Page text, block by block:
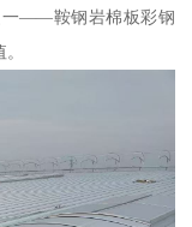
一——鞍钢岩棉板彩钢